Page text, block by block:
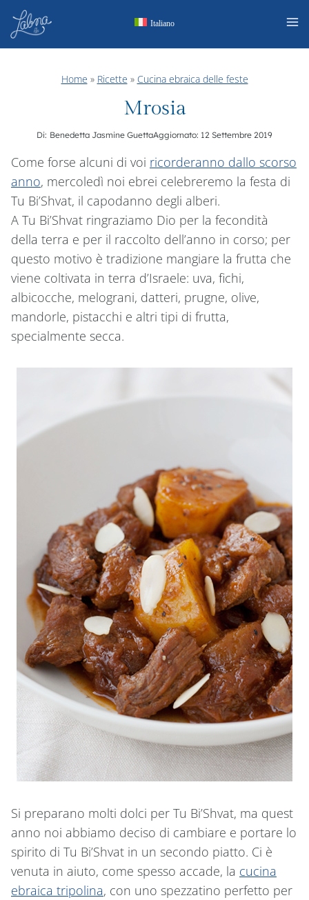
Salta
contenuto
Italiano
Home » Ricette » Cucina ebraica delle feste
Mrosia
Di: Benedetta Jasmine GuettaAggiornato: 12 Settembre 2019
Come forse alcuni di voi ricorderanno dallo scorso
anno, mercoledì noi ebrei celebreremo la festa di
Tu Bi’Shvat, il capodanno degli alberi.
A Tu Bi’Shvat ringraziamo Dio per la fecondità
della terra e per il raccolto dell’anno in corso; per
questo motivo è tradizione mangiare la frutta che
viene coltivata in terra d’Israele: uva, fichi,
albicocche, melograni, datteri, prugne, olive,
mandorle, pistacchi e altri tipi di frutta,
specialmente secca.
Si preparano molti dolci per Tu Bi’Shvat, ma quest
anno noi abbiamo deciso di cambiare e portare lo
spirito di Tu Bi’Shvat in un secondo piatto. Ci è
venuta in aiuto, come spesso accade, la cucina
ebraica tripolina, con uno spezzatino perfetto per